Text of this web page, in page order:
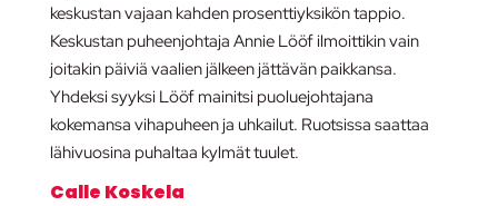
keskustan vajaan kahden prosenttiyksikön tappio.
Keskustan puheenjohtaja Annie Lööf ilmoittikin vain
joitakin päiviä vaalien jälkeen jättävän paikkansa.
Yhdeksi syyksi Lööf mainitsi puoluejohtajana
kokemansa vihapuheen ja uhkailut. Ruotsissa saattaa
lähivuosina puhaltaa kylmät tuulet.
Calle Koskela